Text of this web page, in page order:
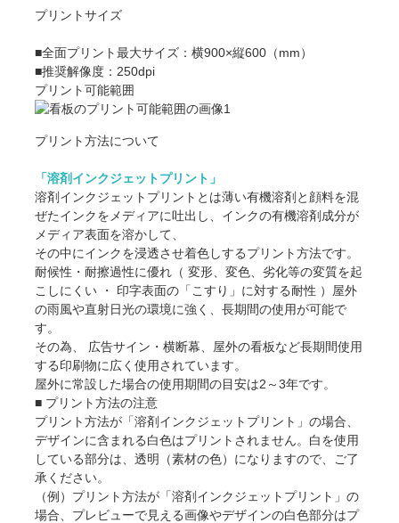
プリントサイズ
■全面プリント最大サイズ：横900×縦600（mm）
■推奨解像度：250dpi
プリント可能範囲
プリント方法について
「溶剤インクジェットプリント」
溶剤インクジェットプリントとは薄い有機溶剤と顔料を混
ぜたインクをメディアに吐出し、インクの有機溶剤成分が
メディア表面を溶かして、
その中にインクを浸透させ着色しするプリント方法です。
耐候性・耐擦過性に優れ（ 変形、変色、劣化等の変質を起
こしにくい ・ 印字表面の「こすり」に対する耐性 ）屋外
の雨風や直射日光の環境に強く、長期間の使用が可能で
す。
その為、 広告サイン・横断幕、屋外の看板など長期間使用
する印刷物に広く使用されています。
屋外に常設した場合の使用期間の目安は2～3年です。
■ プリント方法の注意
プリント方法が「溶剤インクジェットプリント」の場合、
デザインに含まれる白色はプリントされません。白を使用
している部分は、透明（素材の色）になりますので、ご了
承ください。
（例）プリント方法が「溶剤インクジェットプリント」の
場合、プレビューで見える画像やデザインの白色部分はプ